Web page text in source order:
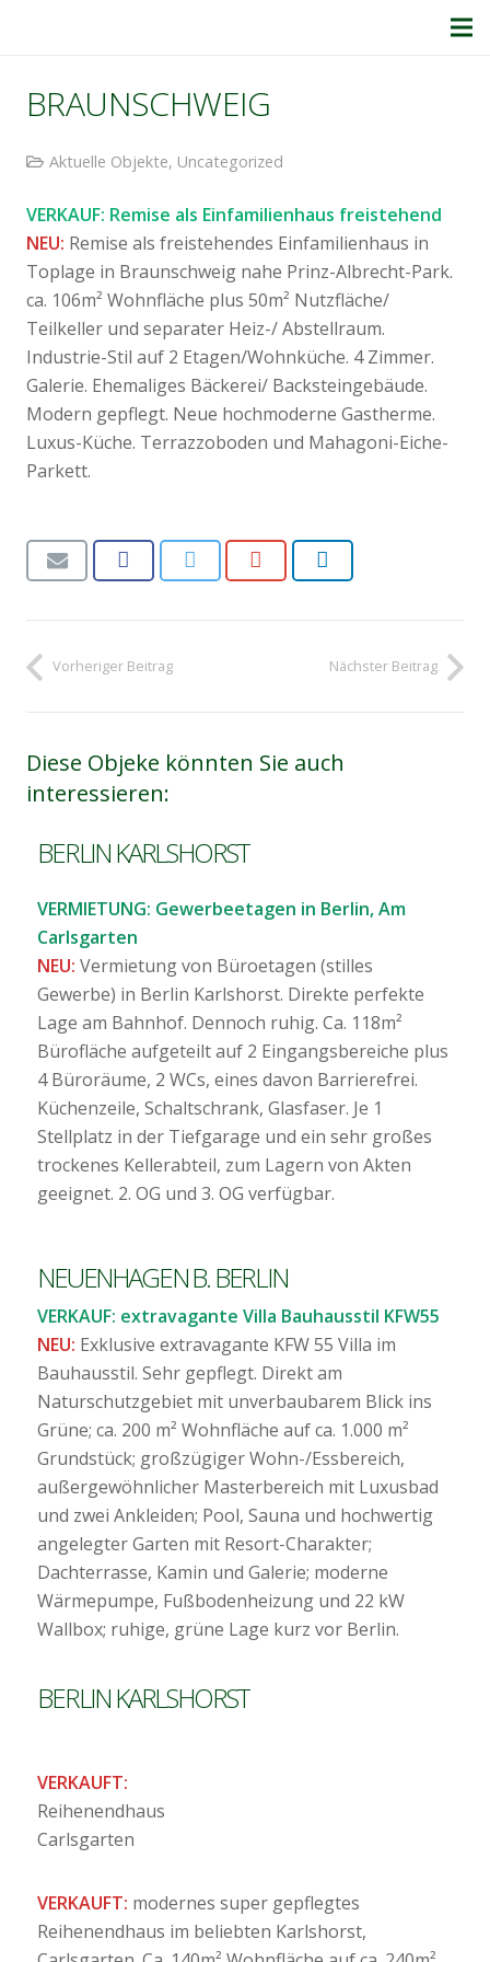
BRAUNSCHWEIG
Aktuelle Objekte, Uncategorized
VERKAUF: Remise als Einfamilienhaus freistehend
NEU: Remise als freistehendes Einfamilienhaus in
Toplage in Braunschweig nahe Prinz-Albrecht-Park.
ca. 106m² Wohnfläche plus 50m² Nutzfläche/
Teilkeller und separater Heiz-/ Abstellraum.
Industrie-Stil auf 2 Etagen/Wohnküche. 4 Zimmer.
Galerie. Ehemaliges Bäckerei/ Backsteingebäude.
Modern gepflegt. Neue hochmoderne Gastherme.
Luxus-Küche. Terrazzoboden und Mahagoni-Eiche-
Parkett.
Vorheriger Beitrag Nächster Beitrag
Diese Objeke könnten Sie auch
interessieren:
BERLIN KARLSHORST
VERMIETUNG: Gewerbeetagen in Berlin, Am
Carlsgarten
NEU: Vermietung von Büroetagen (stilles
Gewerbe) in Berlin Karlshorst. Direkte perfekte
Lage am Bahnhof. Dennoch ruhig. Ca. 118m²
Bürofläche aufgeteilt auf 2 Eingangsbereiche plus
4 Büroräume, 2 WCs, eines davon Barrierefrei.
Küchenzeile, Schaltschrank, Glasfaser. Je 1
Stellplatz in der Tiefgarage und ein sehr großes
trockenes Kellerabteil, zum Lagern von Akten
geeignet. 2. OG und 3. OG verfügbar.
NEUENHAGEN B. BERLIN
VERKAUF: extravagante Villa Bauhausstil KFW55
NEU: Exklusive extravagante KFW 55 Villa im
Bauhausstil. Sehr gepflegt. Direkt am
Naturschutzgebiet mit unverbaubarem Blick ins
Grüne; ca. 200 m² Wohnfläche auf ca. 1.000 m²
Grundstück; großzügiger Wohn-/Essbereich,
außergewöhnlicher Masterbereich mit Luxusbad
und zwei Ankleiden; Pool, Sauna und hochwertig
angelegter Garten mit Resort-Charakter;
Dachterrasse, Kamin und Galerie; moderne
Wärmepumpe, Fußbodenheizung und 22 kW
Wallbox; ruhige, grüne Lage kurz vor Berlin.
BERLIN KARLSHORST
VERKAUFT:
Reihenendhaus
Carlsgarten
VERKAUFT: modernes super gepflegtes
Reihenendhaus im beliebten Karlshorst,